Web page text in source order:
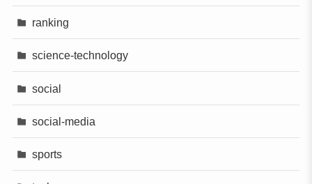
ranking
science-technology
social
social-media
sports